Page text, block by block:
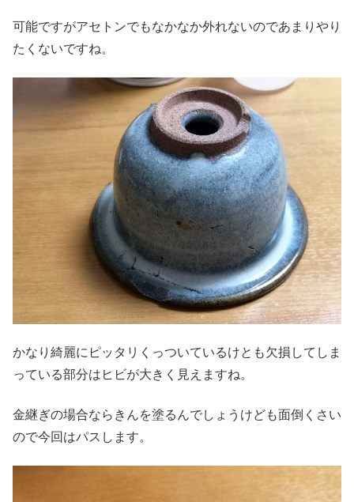
可能ですがアセトンでもなかなか外れないのであまりやり
たくないですね。
かなり綺麗にピッタリくっついているけとも欠損してしま
っている部分はヒビが大きく見えますね。
金継ぎの場合ならきんを塗るんでしょうけども面倒くさい
ので今回はパスします。